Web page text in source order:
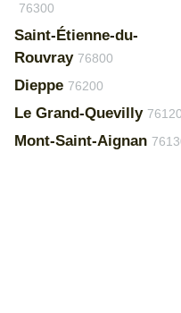
76300
Saint-Étienne-du-
Rouvray 76800
Dieppe 76200
Le Grand-Quevilly 76120
Mont-Saint-Aignan